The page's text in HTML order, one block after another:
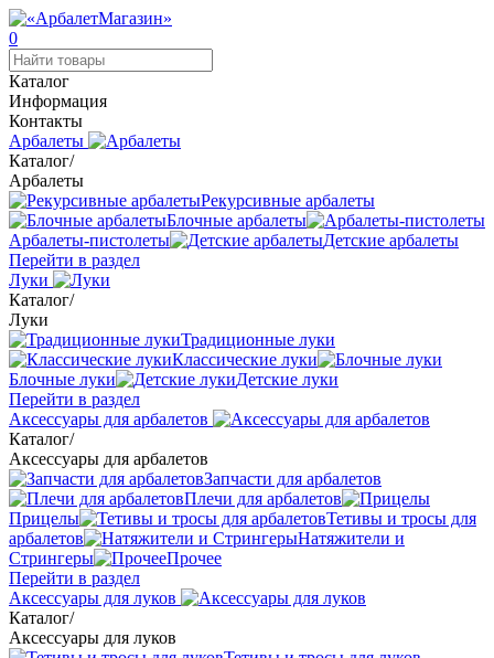
0
Каталог
Информация
Контакты
Арбалеты
Каталог/
Арбалеты
Рекурсивные арбалеты
Блочные арбалеты
Арбалеты-пистолеты
Детские арбалеты
Перейти в раздел
Луки
Каталог/
Луки
Традиционные луки
Классические луки
Блочные луки
Детские луки
Перейти в раздел
Аксессуары для арбалетов
Каталог/
Аксессуары для арбалетов
Запчасти для арбалетов
Плечи для арбалетов
Прицелы
Тетивы и тросы для
арбалетов
Натяжители и
Стрингеры
Прочее
Перейти в раздел
Аксессуары для луков
Каталог/
Аксессуары для луков